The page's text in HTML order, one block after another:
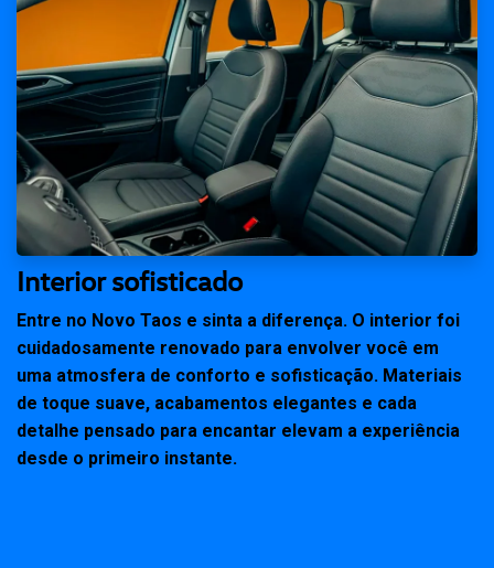
Interior sofisticado
Entre no Novo Taos e sinta a diferença. O interior foi
cuidadosamente renovado para envolver você em
uma atmosfera de conforto e sofisticação. Materiais
de toque suave, acabamentos elegantes e cada
detalhe pensado para encantar elevam a experiência
desde o primeiro instante.